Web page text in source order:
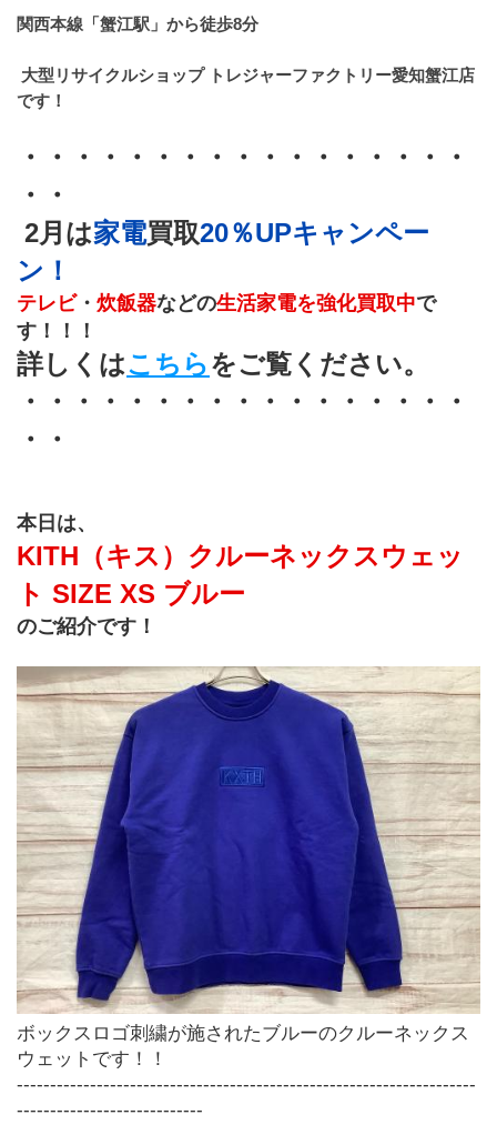
関西本線「蟹江駅」から徒歩8分
です！
・・・・・・・・・・・・・・・・・
・・
2月は家電買取20％UPキャンペー
ン！
テレビ・ 炊飯器などの生活家電を強化買取中で
す！！！
詳しくはこちらをご覧ください。
・・・・・・・・・・・・・・・・・
・・
﻿本日は、
KITH（キス）クルーネックスウェッ
ト SIZE XS ブルー
のご紹介です！
ボックスロゴ刺繍が施されたブルーのクルーネックス
ウェットです！！
---------------------------------------------------------------------
----------------------------